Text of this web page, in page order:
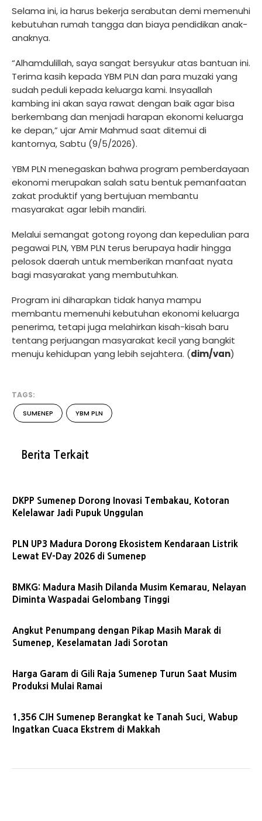
Selama ini, ia harus bekerja serabutan demi memenuhi
kebutuhan rumah tangga dan biaya pendidikan anak-
anaknya.
“Alhamdulillah, saya sangat bersyukur atas bantuan ini.
Terima kasih kepada YBM PLN dan para muzaki yang
sudah peduli kepada keluarga kami. Insyaallah
kambing ini akan saya rawat dengan baik agar bisa
berkembang dan menjadi harapan ekonomi keluarga
ke depan,” ujar Amir Mahmud saat ditemui di
kantornya, Sabtu (9/5/2026).
YBM PLN menegaskan bahwa program pemberdayaan
ekonomi merupakan salah satu bentuk pemanfaatan
zakat produktif yang bertujuan membantu
masyarakat agar lebih mandiri.
Melalui semangat gotong royong dan kepedulian para
pegawai PLN, YBM PLN terus berupaya hadir hingga
pelosok daerah untuk memberikan manfaat nyata
bagi masyarakat yang membutuhkan.
Program ini diharapkan tidak hanya mampu
membantu memenuhi kebutuhan ekonomi keluarga
penerima, tetapi juga melahirkan kisah-kisah baru
tentang perjuangan masyarakat kecil yang bangkit
menuju kehidupan yang lebih sejahtera. (dim/van)
TAGS:
SUMENEP YBM PLN
Berita Terkait
DKPP Sumenep Dorong Inovasi Tembakau, Kotoran
Kelelawar Jadi Pupuk Unggulan
PLN UP3 Madura Dorong Ekosistem Kendaraan Listrik
Lewat EV-Day 2026 di Sumenep
BMKG: Madura Masih Dilanda Musim Kemarau, Nelayan
Diminta Waspadai Gelombang Tinggi
Angkut Penumpang dengan Pikap Masih Marak di
Sumenep, Keselamatan Jadi Sorotan
Harga Garam di Gili Raja Sumenep Turun Saat Musim
Produksi Mulai Ramai
1.356 CJH Sumenep Berangkat ke Tanah Suci, Wabup
Ingatkan Cuaca Ekstrem di Makkah